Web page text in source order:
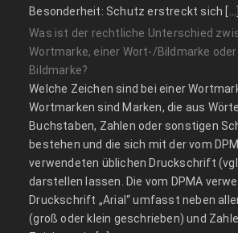
Besonderheit: Schutz erstreckt sich […]
Was ist der rechtliche Unterschied
Wortmarke, einer Wort-/Bildmarke
Bildmarke?
Welche Zeichen sind bei einer
Wortmarken sind Marken, die aus
Buchstaben, Zahlen oder sonstigen
bestehen und die sich mit der vom
verwendeten üblichen Druckschrift
darstellen lassen. Die vom DPMA
Druckschrift „Arial“ umfasst neben
(groß oder klein geschrieben) und